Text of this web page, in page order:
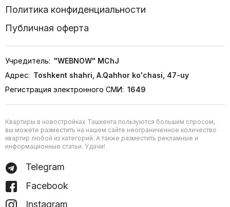
Политика конфиденциальности
Публичная оферта
Учредитель: "WEBNOW" MChJ
Адрес: Toshkent shahri, A.Qahhor ko'chasi, 47-uy
Регистрация электронного СМИ: 1649
Квартиры в новостройках Ташкента пользуются большим спросом,
вы можете разместить на нашем сайте неограниченное количество
квартир любой из категорий. А также разместить рекламные и
информационные статьи. Удачи!
Telegram
Facebook
Instagram